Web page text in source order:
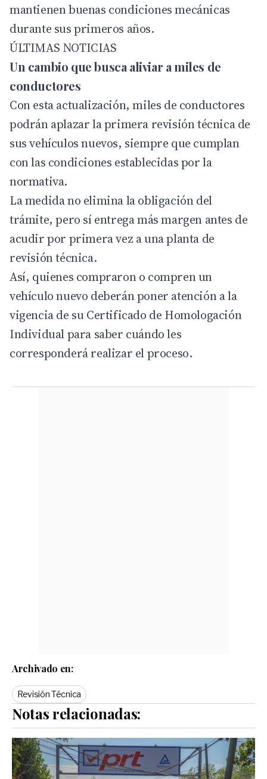
mantienen buenas condiciones mecánicas
durante sus primeros años.
ÚLTIMAS NOTICIAS
Un cambio que busca aliviar a miles de
conductores
Con esta actualización, miles de conductores
podrán aplazar la primera revisión técnica de
sus vehículos nuevos, siempre que cumplan
con las condiciones establecidas por la
normativa.
La medida no elimina la obligación del
trámite, pero sí entrega más margen antes de
acudir por primera vez a una planta de
revisión técnica.
Así, quienes compraron o compren un
vehículo nuevo deberán poner atención a la
vigencia de su Certificado de Homologación
Individual para saber cuándo les
corresponderá realizar el proceso.
Archivado en:
Revisión Técnica
Notas relacionadas: